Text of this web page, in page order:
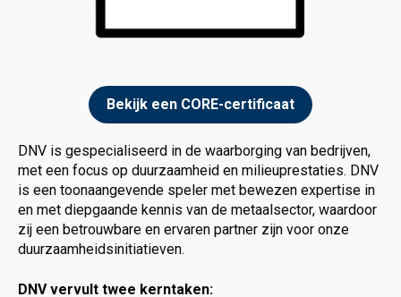
Bekijk een CORE-certificaat
DNV is gespecialiseerd in de waarborging van bedrijven,
met een focus op duurzaamheid en milieuprestaties. DNV
is een toonaangevende speler met bewezen expertise in
en met diepgaande kennis van de metaalsector, waardoor
zij een betrouwbare en ervaren partner zijn voor onze
duurzaamheidsinitiatieven.
DNV vervult twee kerntaken: